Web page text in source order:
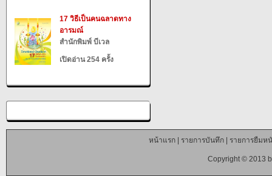
17 วิธีเป็นคนฉลาดทาง
อารมณ์
สำนักพิมพ์ บีเวล
เปิดอ่าน 254 ครั้ง
หน้าแรก| รายการบันทึก| รายการยืมห
Copyright © 2013